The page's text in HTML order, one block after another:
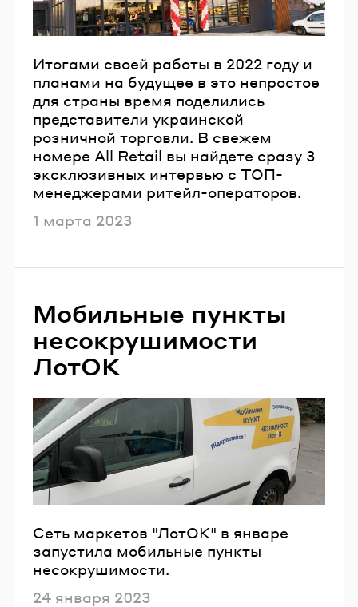
Итогами своей работы в 2022 году и
планами на будущее в это непростое
для страны время поделились
представители украинской
розничной торговли. В свежем
номере All Retail вы найдете сразу 3
эксклюзивных интервью с ТОП-
менеджерами ритейл-операторов.
Опубликовано
1 марта 2023
Мобильные пункты
несокрушимости
ЛотОК
Сеть маркетов "ЛотОК" в январе
запустила мобильные пункты
несокрушимости.
Опубликовано
24 января 2023